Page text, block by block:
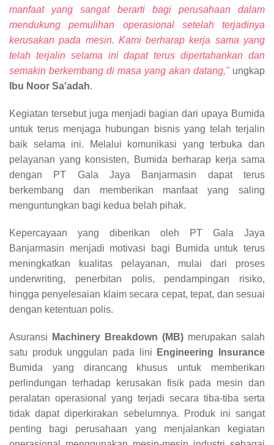
manfaat yang sangat berarti bagi perusahaan dalam
mendukung pemulihan operasional setelah terjadinya
kerusakan pada mesin. Kami berharap kerja sama yang
telah terjalin selama ini dapat terus dipertahankan dan
semakin berkembang di masa yang akan datang,"ungkap
Ibu Noor Sa'adah.
Kegiatan tersebut juga menjadi bagian dari upaya Bumida
untuk terus menjaga hubungan bisnis yang telah terjalin
baik selama ini. Melalui komunikasi yang terbuka dan
pelayanan yang konsisten, Bumida berharap kerja sama
dengan PT Gala Jaya Banjarmasin dapat terus
berkembang dan memberikan manfaat yang saling
menguntungkan bagi kedua belah pihak.
Kepercayaan yang diberikan oleh PT Gala Jaya
Banjarmasin menjadi motivasi bagi Bumida untuk terus
meningkatkan kualitas pelayanan, mulai dari proses
underwriting, penerbitan polis, pendampingan risiko,
hingga penyelesaian klaim secara cepat, tepat, dan sesuai
dengan ketentuan polis.
Asuransi Machinery Breakdown (MB) merupakan salah
satu produk unggulan pada lini
Engineering Insurance
Bumida yang dirancang khusus untuk memberikan
perlindungan terhadap kerusakan fisik pada mesin dan
peralatan operasional yang terjadi secara tiba-tiba serta
tidak dapat diperkirakan sebelumnya. Produk ini sangat
penting bagi perusahaan yang menjalankan kegiatan